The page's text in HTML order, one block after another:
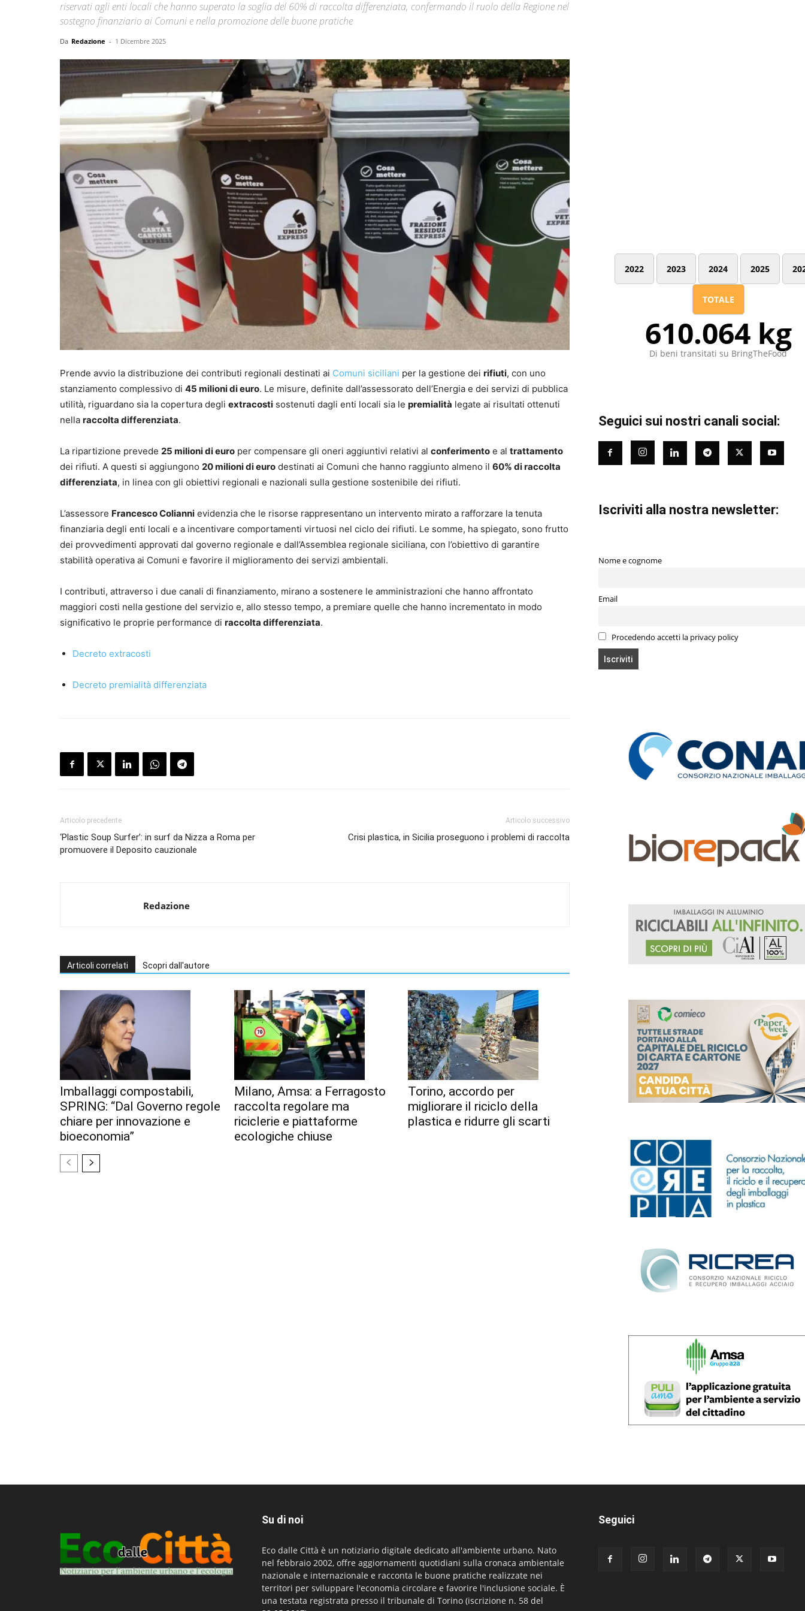
riservati agli enti locali che hanno superato la soglia del 60% di raccolta differenziata, confermando il ruolo della Regione nel
sostegno finanziario ai Comuni e nella promozione delle buone pratiche
Da Redazione - 1 Dicembre 2025
Prende avvio la distribuzione dei contributi regionali destinati ai Comuni siciliani per la gestione dei rifiuti, con uno
stanziamento complessivo di 45 milioni di euro. Le misure, definite dall’assessorato dell’Energia e dei servizi di pubblica
utilità, riguardano sia la copertura degli extracosti sostenuti dagli enti locali sia le premialità legate ai risultati ottenuti
nella raccolta differenziata.
La ripartizione prevede 25 milioni di euro per compensare gli oneri aggiuntivi relativi al conferimento e al trattamento
dei rifiuti. A questi si aggiungono 20 milioni di euro destinati ai Comuni che hanno raggiunto almeno il 60% di raccolta
differenziata, in linea con gli obiettivi regionali e nazionali sulla gestione sostenibile dei rifiuti.
L’assessore Francesco Colianni evidenzia che le risorse rappresentano un intervento mirato a rafforzare la tenuta
finanziaria degli enti locali e a incentivare comportamenti virtuosi nel ciclo dei rifiuti. Le somme, ha spiegato, sono frutto
dei provvedimenti approvati dal governo regionale e dall’Assemblea regionale siciliana, con l’obiettivo di garantire
stabilità operativa ai Comuni e favorire il miglioramento dei servizi ambientali.
I contributi, attraverso i due canali di finanziamento, mirano a sostenere le amministrazioni che hanno affrontato
maggiori costi nella gestione del servizio e, allo stesso tempo, a premiare quelle che hanno incrementato in modo
significativo le proprie performance di raccolta differenziata.
Decreto extracosti
Decreto premialità differenziata
Articolo precedente
‘Plastic Soup Surfer’: in surf da Nizza a Roma per
promuovere il Deposito cauzionale
Articolo successivo
Crisi plastica, in Sicilia proseguono i problemi di raccolta
Redazione
Articoli correlati Scopri dall'autore
Imballaggi compostabili,
SPRING: “Dal Governo regole
chiare per innovazione e
bioeconomia”
Milano, Amsa: a Ferragosto
raccolta regolare ma
riciclerie e piattaforme
ecologiche chiuse
Torino, accordo per
migliorare il riciclo della
plastica e ridurre gli scarti
2022 2023 2024 2025
TOTALE
610.064 kg
Di beni transitati su BringTheFood
Seguici sui nostri canali social:
Iscriviti alla nostra newsletter:
Nome e cognome
Email
Procedendo accetti la privacy policy
Su di noi
Eco dalle Città è un notiziario digitale dedicato all'ambiente urbano. Nato
nel febbraio 2002, offre aggiornamenti quotidiani sulla cronaca ambientale
nazionale e internazionale e racconta le buone pratiche realizzate nei
territori per sviluppare l'economia circolare e favorire l'inclusione sociale. È
una testata registrata presso il tribunale di Torino (iscrizione n. 58 del
Seguici